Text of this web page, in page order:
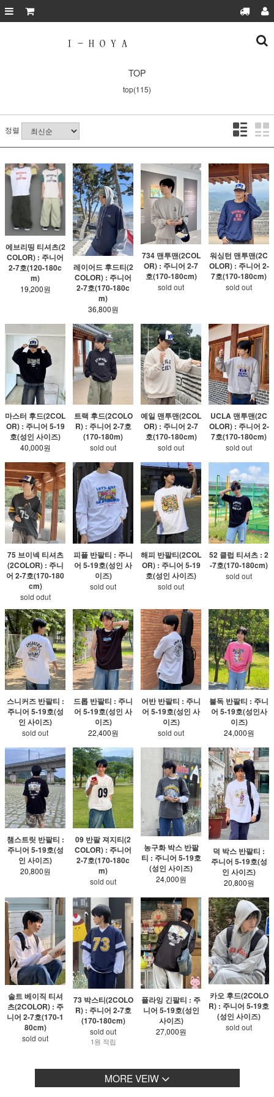
TOP
top(115)
정렬
에브리띵 티셔츠(2
COLOR) : 주니어
2-7호(120-180c
m)
19,200원
레이어드 후드티(2
COLOR) : 주니어
2-7호(170-180c
m)
36,800원
734 맨투맨(2COL
OR) : 주니어 2-7
호(170-180cm)
sold out
워싱턴 맨투맨(2C
OLOR) : 주니어 2-
7호(170-180cm)
sold out
마스터 후드(2COL
OR) : 주니어 5-19
호(성인 사이즈)
40,000원
트랙 후드(2COLO
R) : 주니어 2-7호
(170-180m)
sold out
예일 맨투맨(2COL
OR) : 주니어 2-7
호(170-180cm)
sold out
UCLA 맨투맨(2C
OLOR) : 주니어 2-
7호(170-180cm)
sold out
75 브이넥 티셔츠
(2COLOR) : 주니
어 2-7호(170-180
cm)
sold odut
피플 반팔티 : 주니
어 5-19호(성인 사
이즈)
sold out
해피 반팔티(2COL
OR) : 주니어 5-19
호(성인 사이즈)
sold out
52 클럽 티셔츠 : 2
-7호(170-180cm)
sold out
스니커즈 반팔티 :
주니어 5-19호(성
인 사이즈)
sold out
드롭 반팔티 : 주니
어 5-19호(성인 사
이즈)
22,400원
어반 반팔티 : 주니
어 5-19호(성인 사
이즈)
sold out
불독 반팔티 : 주니
어 5-19호(성인사
이즈)
24,000원
챔스트릿 반팔티 :
주니어 5-19호(성
인 사이즈)
20,800원
09 반팔 져지티(2
COLOR) : 주니어
2-7호(170-180c
m)
sold out
농구화 박스 반팔
티 : 주니어 5-19호
(성인 사이즈)
24,000원
덕 박스 반팔티 :
주니어 5-19호(성
인 사이즈)
20,800원
솔트 베이직 티셔
츠(2COLOR) : 주
니어 2-7호(170-1
80cm)
sold out
73 박스티(2COLO
R) : 주니어 2-7호
(170-180cm)
sold out
1원 적립
플라잉 긴팔티 : 주
니어 5-19호(성인
사이즈)
27,000원
카오 후드(2COLO
R) : 주니어 5-19호
(성인 사이즈)
sold out
MORE VEIW